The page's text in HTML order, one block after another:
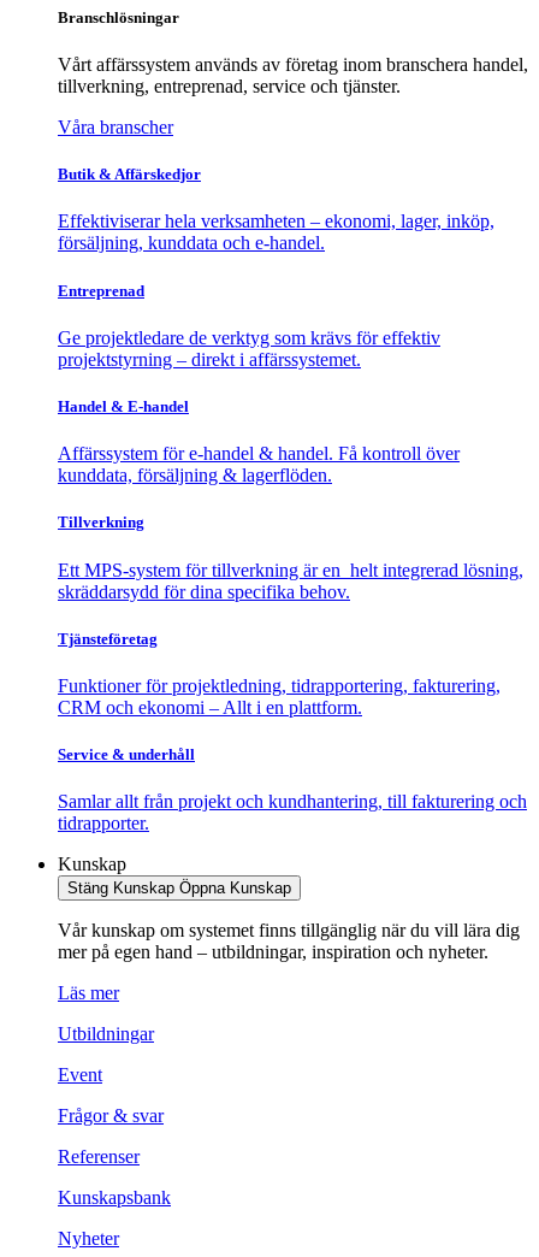
Branschlösningar
Vårt affärssystem används av företag inom branschera handel,
tillverkning, entreprenad, service och tjänster.
Våra branscher
Butik & Affärskedjor
Effektiviserar hela verksamheten – ekonomi, lager, inköp,
försäljning, kunddata och e-handel.
Entreprenad
Ge projektledare de verktyg som krävs för effektiv
projektstyrning – direkt i affärssystemet.
Handel & E-handel
Affärssystem för e-handel & handel. Få kontroll över
kunddata, försäljning & lagerflöden.
Tillverkning
Ett MPS-system för tillverkning är en helt integrerad lösning,
skräddarsydd för dina specifika behov.
Tjänsteföretag
Funktioner för projektledning, tidrapportering, fakturering,
CRM och ekonomi – Allt i en plattform.
Service & underhåll
Samlar allt från projekt och kundhantering, till fakturering och
tidrapporter.
Kunskap
Stäng Kunskap Öppna Kunskap
Vår kunskap om systemet finns tillgänglig när du vill lära dig
mer på egen hand – utbildningar, inspiration och nyheter.
Läs mer
Utbildningar
Event
Frågor & svar
Referenser
Kunskapsbank
Nyheter